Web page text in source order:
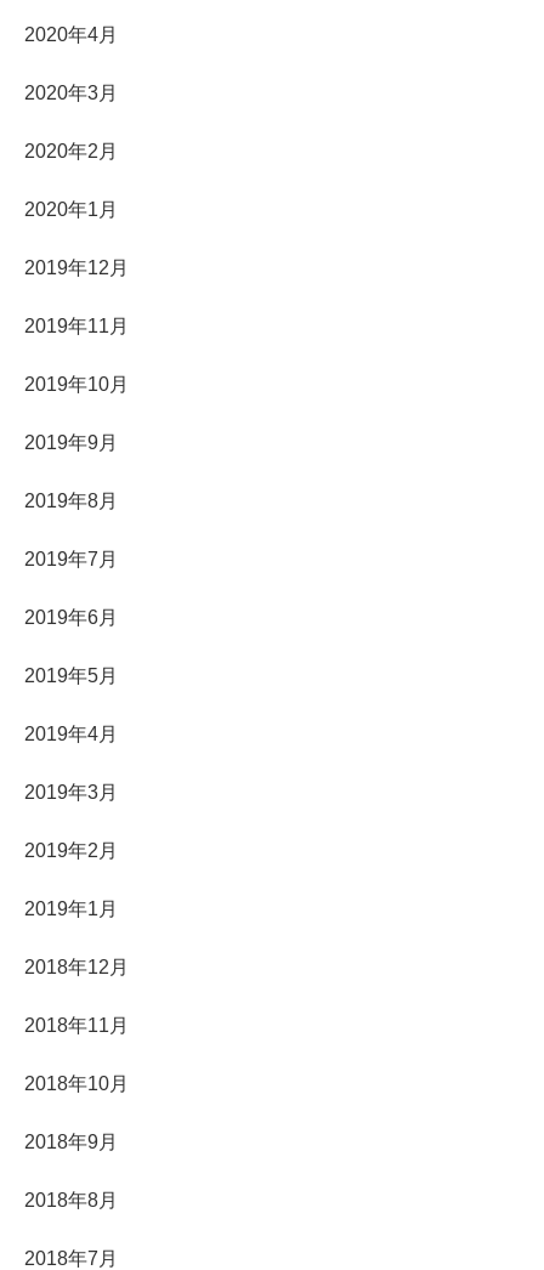
2020年4月
2020年3月
2020年2月
2020年1月
2019年12月
2019年11月
2019年10月
2019年9月
2019年8月
2019年7月
2019年6月
2019年5月
2019年4月
2019年3月
2019年2月
2019年1月
2018年12月
2018年11月
2018年10月
2018年9月
2018年8月
2018年7月